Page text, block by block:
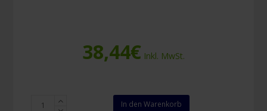
38,44€ Inkl. MwSt.
Salvequick
In den Warenkorb